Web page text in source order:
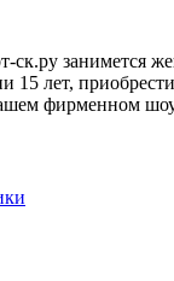
ск.ру занимется
15 лет,
фирменном